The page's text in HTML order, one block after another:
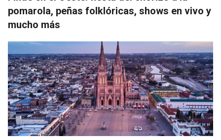
pomarola, peñas folklóricas, shows en vivo y
mucho más